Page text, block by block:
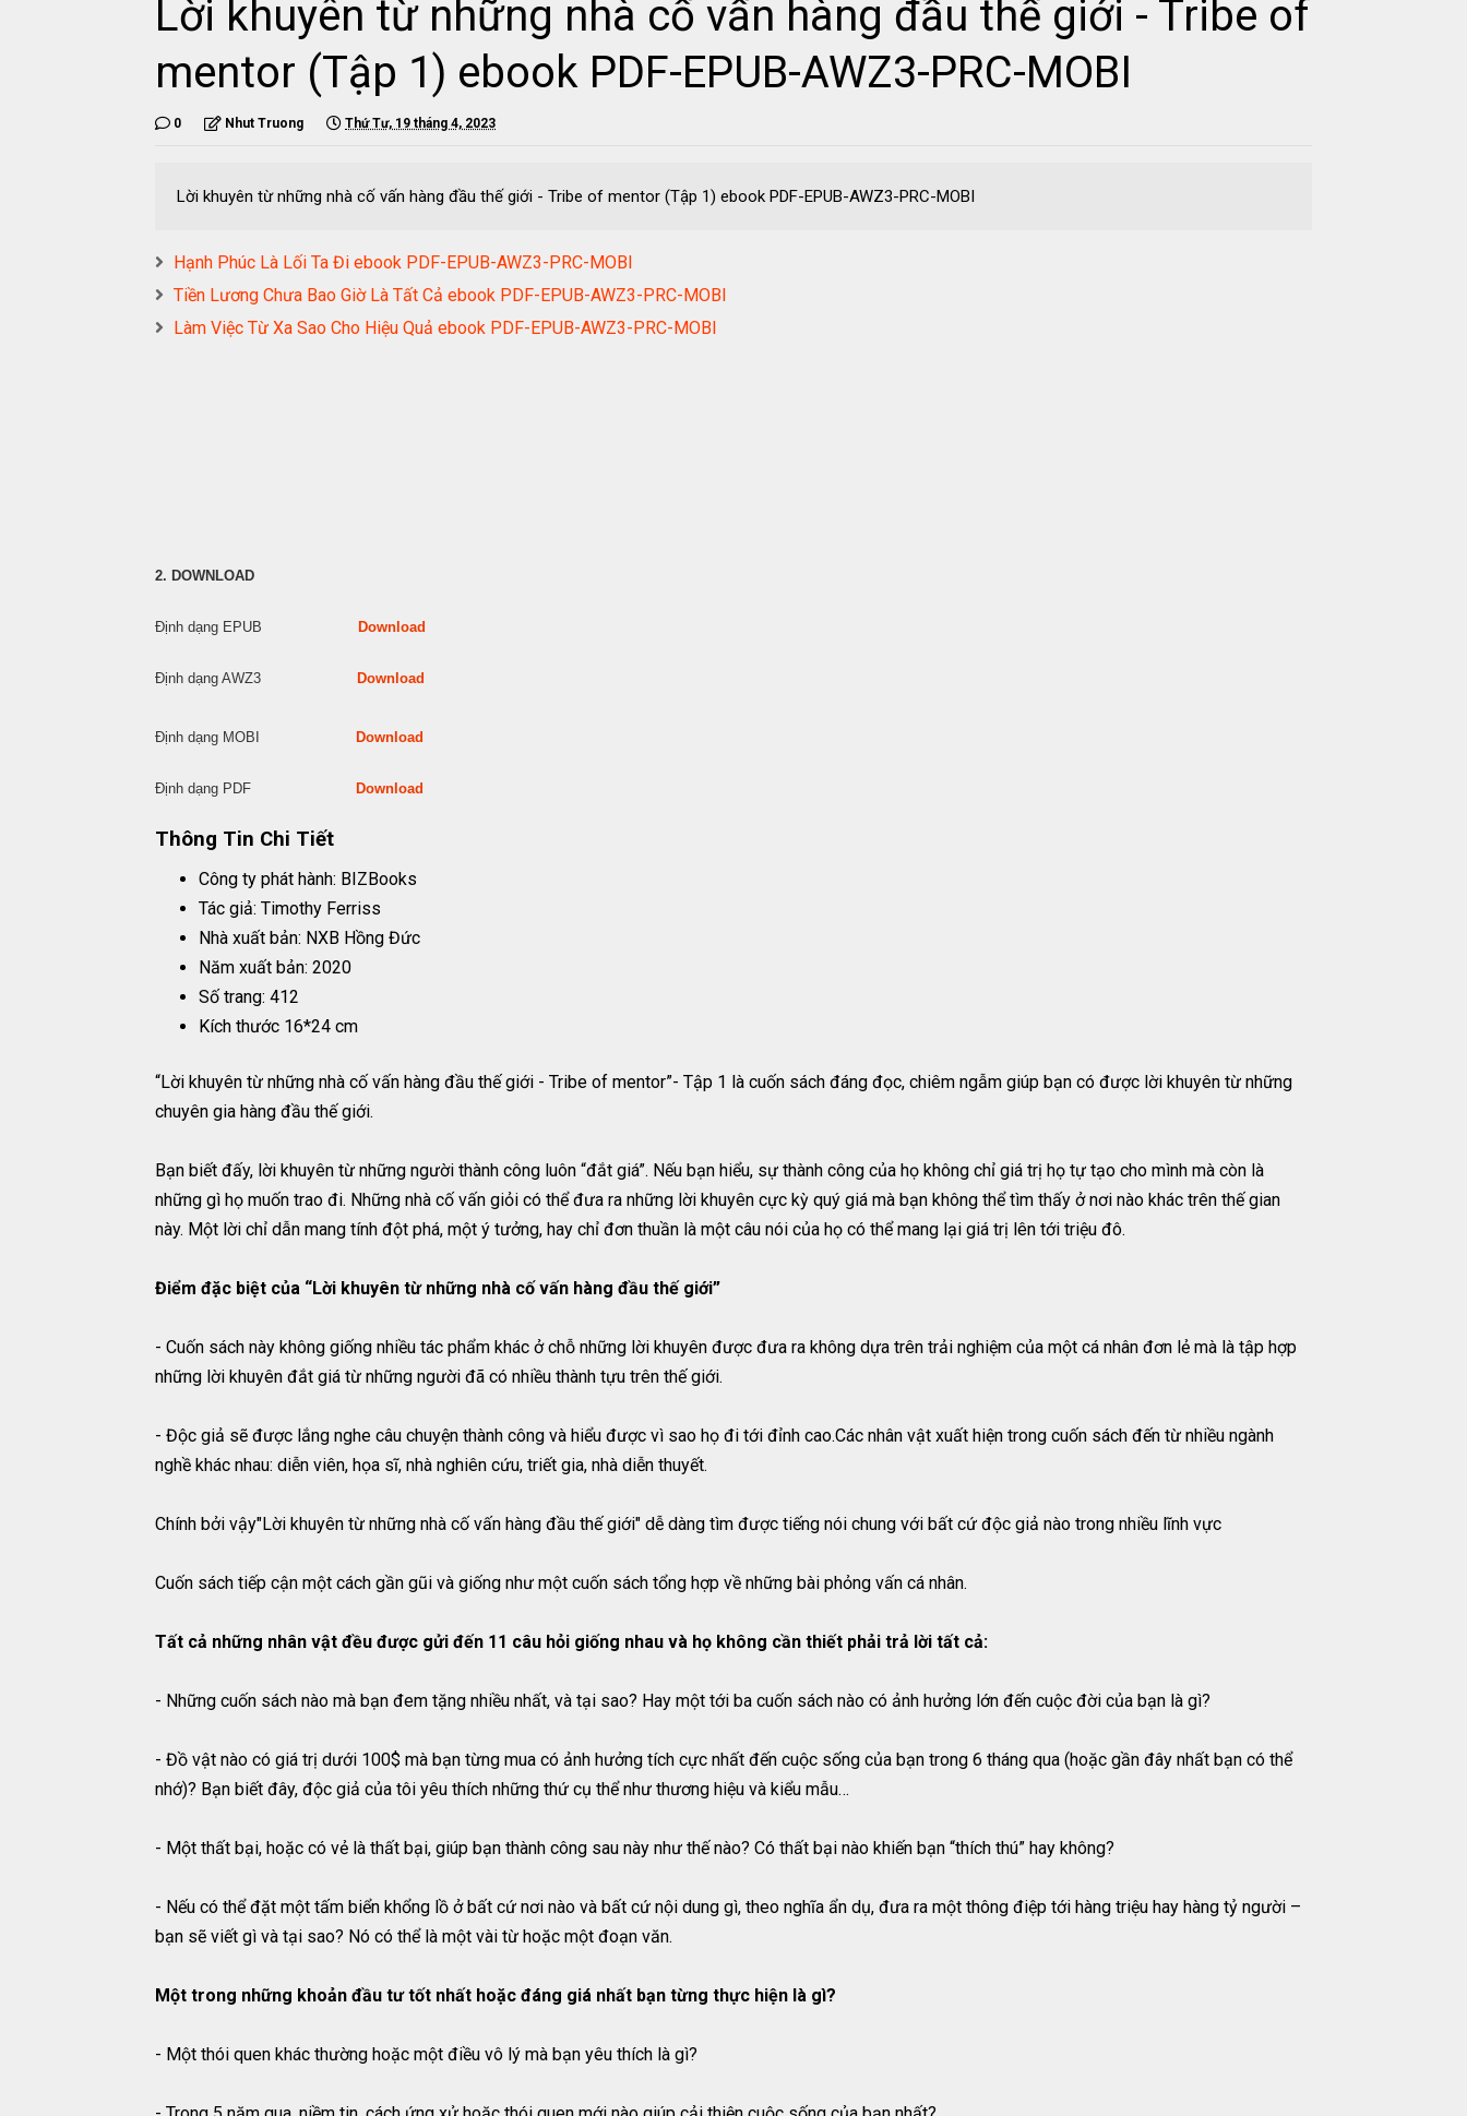
Lời khuyên từ những nhà cố vấn hàng đầu thế giới - Tribe of
mentor (Tập 1) ebook PDF-EPUB-AWZ3-PRC-MOBI
0 Nhut Truong Thứ Tư, 19 tháng 4, 2023
Lời khuyên từ những nhà cố vấn hàng đầu thế giới - Tribe of mentor (Tập 1) ebook PDF-EPUB-AWZ3-PRC-MOBI
Hạnh Phúc Là Lối Ta Đi ebook PDF-EPUB-AWZ3-PRC-MOBI
Tiền Lương Chưa Bao Giờ Là Tất Cả ebook PDF-EPUB-AWZ3-PRC-MOBI
Làm Việc Từ Xa Sao Cho Hiệu Quả ebook PDF-EPUB-AWZ3-PRC-MOBI
2. DOWNLOAD
Định dạng EPUB Download
Định dạng AWZ3 Download
Định dạng MOBI Download
Định dạng PDF Download
Thông Tin Chi Tiết
Công ty phát hành: BIZBooks
Tác giả: Timothy Ferriss
Nhà xuất bản: NXB Hồng Đức
Năm xuất bản: 2020
Số trang: 412
Kích thước 16*24 cm
“Lời khuyên từ những nhà cố vấn hàng đầu thế giới - Tribe of mentor”- Tập 1 là cuốn sách đáng đọc, chiêm ngẫm giúp bạn có được lời khuyên từ những
chuyên gia hàng đầu thế giới.
Bạn biết đấy, lời khuyên từ những người thành công luôn “đắt giá”. Nếu bạn hiểu, sự thành công của họ không chỉ giá trị họ tự tạo cho mình mà còn là
những gì họ muốn trao đi. Những nhà cố vấn giỏi có thể đưa ra những lời khuyên cực kỳ quý giá mà bạn không thể tìm thấy ở nơi nào khác trên thế gian
này. Một lời chỉ dẫn mang tính đột phá, một ý tưởng, hay chỉ đơn thuần là một câu nói của họ có thể mang lại giá trị lên tới triệu đô.
Điểm đặc biệt của “Lời khuyên từ những nhà cố vấn hàng đầu thế giới”
- Cuốn sách này không giống nhiều tác phẩm khác ở chỗ những lời khuyên được đưa ra không dựa trên trải nghiệm của một cá nhân đơn lẻ mà là tập hợp
những lời khuyên đắt giá từ những người đã có nhiều thành tựu trên thế giới.
- Độc giả sẽ được lắng nghe câu chuyện thành công và hiểu được vì sao họ đi tới đỉnh cao.Các nhân vật xuất hiện trong cuốn sách đến từ nhiều ngành
nghề khác nhau: diễn viên, họa sĩ, nhà nghiên cứu, triết gia, nhà diễn thuyết.
Chính bởi vậy"Lời khuyên từ những nhà cố vấn hàng đầu thế giới" dễ dàng tìm được tiếng nói chung với bất cứ độc giả nào trong nhiều lĩnh vực
Cuốn sách tiếp cận một cách gần gũi và giống như một cuốn sách tổng hợp về những bài phỏng vấn cá nhân.
Tất cả những nhân vật đều được gửi đến 11 câu hỏi giống nhau và họ không cần thiết phải trả lời tất cả:
- Những cuốn sách nào mà bạn đem tặng nhiều nhất, và tại sao? Hay một tới ba cuốn sách nào có ảnh hưởng lớn đến cuộc đời của bạn là gì?
- Đồ vật nào có giá trị dưới 100$ mà bạn từng mua có ảnh hưởng tích cực nhất đến cuộc sống của bạn trong 6 tháng qua (hoặc gần đây nhất bạn có thể
nhớ)? Bạn biết đây, độc giả của tôi yêu thích những thứ cụ thể như thương hiệu và kiểu mẫu…
- Một thất bại, hoặc có vẻ là thất bại, giúp bạn thành công sau này như thế nào? Có thất bại nào khiến bạn “thích thú” hay không?
- Nếu có thể đặt một tấm biển khổng lồ ở bất cứ nơi nào và bất cứ nội dung gì, theo nghĩa ẩn dụ, đưa ra một thông điệp tới hàng triệu hay hàng tỷ người –
bạn sẽ viết gì và tại sao? Nó có thể là một vài từ hoặc một đoạn văn.
Một trong những khoản đầu tư tốt nhất hoặc đáng giá nhất bạn từng thực hiện là gì?
- Một thói quen khác thường hoặc một điều vô lý mà bạn yêu thích là gì?